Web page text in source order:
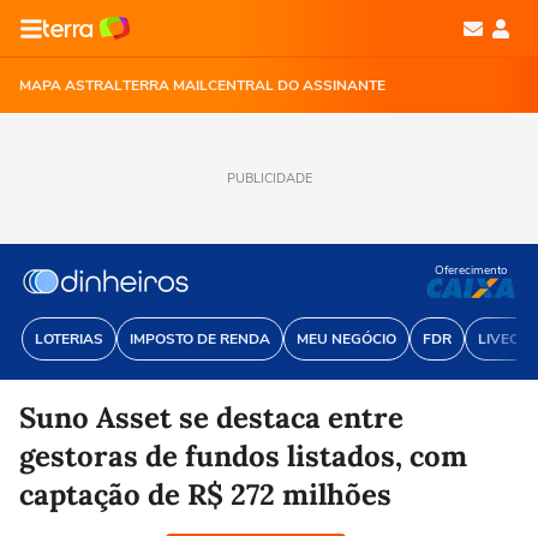
MAPA ASTRALTERRA MAILCENTRAL DO ASSINANTE
PUBLICIDADE
LOTERIAS IMPOSTO DE RENDA MEU NEGÓCIO FDR
Oferecimento
Suno Asset se destaca entre
gestoras de fundos listados, com
captação de R$ 272 milhões